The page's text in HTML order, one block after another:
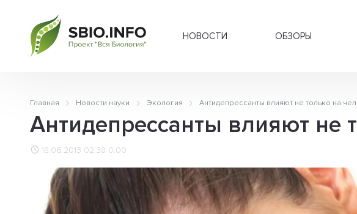
НОВОСТИ ОБЗОРЫ
Главная Новости науки Экология Антидепрессанты влияют не только на
Антидепрессанты влияют не
18.06.2013 02:38 0.00